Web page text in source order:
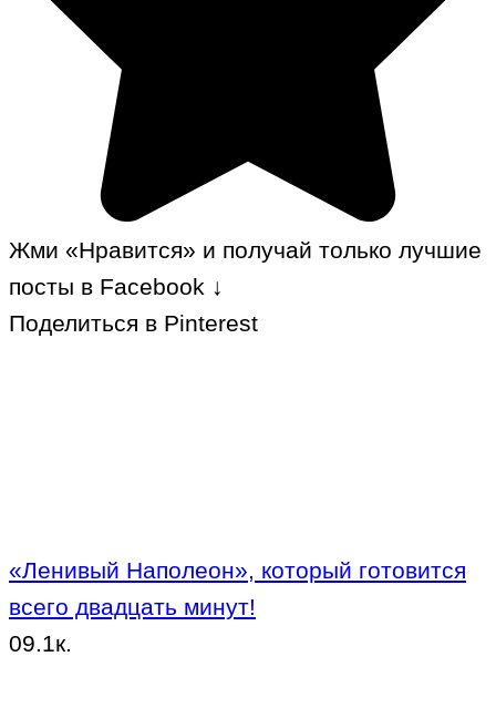
Жми «Нравится» и получай только лучшие
посты в Facebook ↓
Поделиться в Pinterest
«Ленивый Наполеон», который готовится
всего двадцать минут!
09.1к.